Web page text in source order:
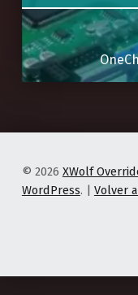
© 2026 XWolf
WordPress. | Volver